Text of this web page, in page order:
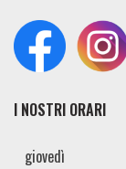
I NOSTRI ORARI
giovedì